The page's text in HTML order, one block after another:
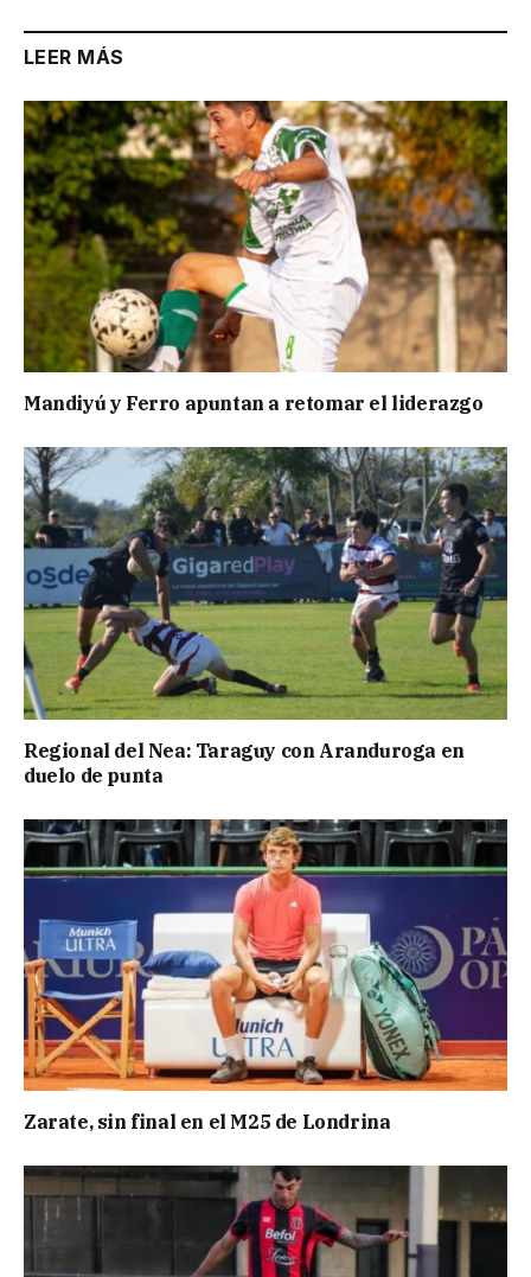
LEER MÁS
Mandiyú y Ferro apuntan a retomar el liderazgo
Regional del Nea: Taraguy con Aranduroga en
duelo de punta
Zarate, sin final en el M25 de Londrina